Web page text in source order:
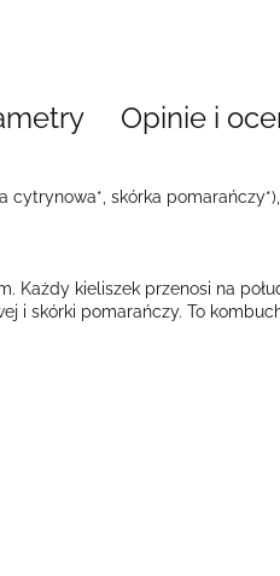
Opinie i
cytrynowa*, skórka
Każdy kieliszek przenosi na
i skórki pomarańczy. To